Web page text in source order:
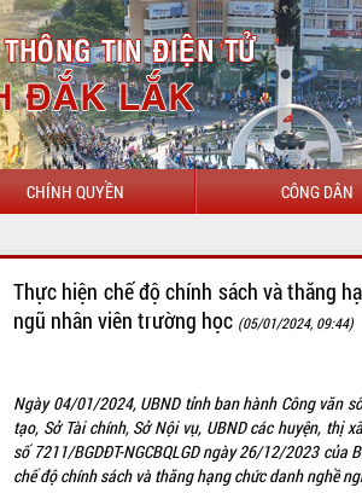
CHÍNH QUYỀN CÔNG DÂN
Thực hiện chế độ chính sách và thăng
ngũ nhân viên trường học (05/01/2024, 09:44)
Ngày 04/01/2024, UBND tỉnh ban hành Công văn
tạo, Sở Tài chính, Sở Nội vụ, UBND các huyện, thị
số 7211/BGDĐT-NGCBQLGD ngày 26/12/2023 của
chế độ chính sách và thăng hạng chức danh nghề